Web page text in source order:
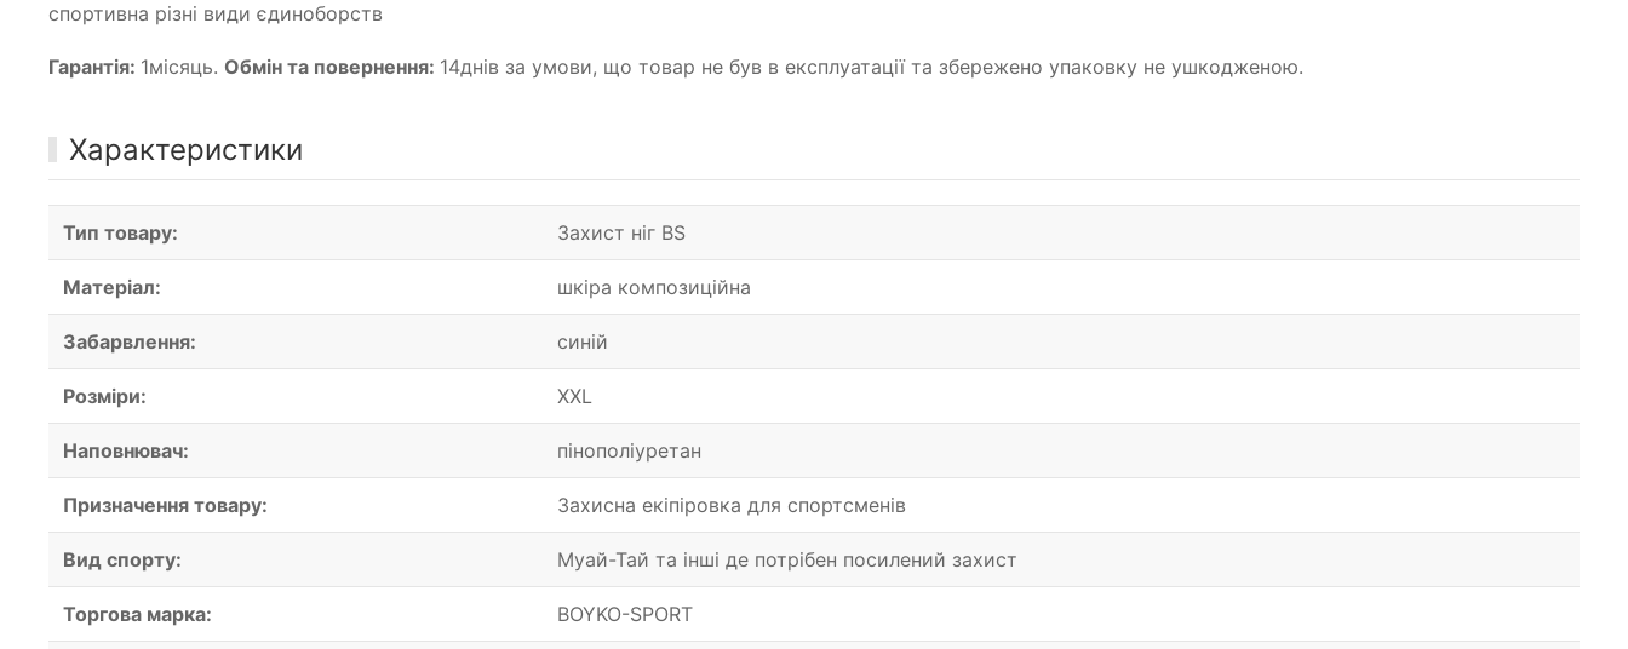
спортивна різні види єдиноборств
Гарантія: 1місяць. Обмін та повернення: 14днів за умови, що товар не був в експлуатації та збережено упаковку не ушкодженою.
Характеристики
Тип товару: Захист ніг BS
Матеріал: шкіра композиційна
Забарвлення: синій
Розміри: XXL
Наповнювач: пінополіуретан
Призначення товару: Захисна екіпіровка для спортсменів
Вид спорту: Муай-Тай та інші де потрібен посилений захист
Торгова марка: BOYKO-SPORT